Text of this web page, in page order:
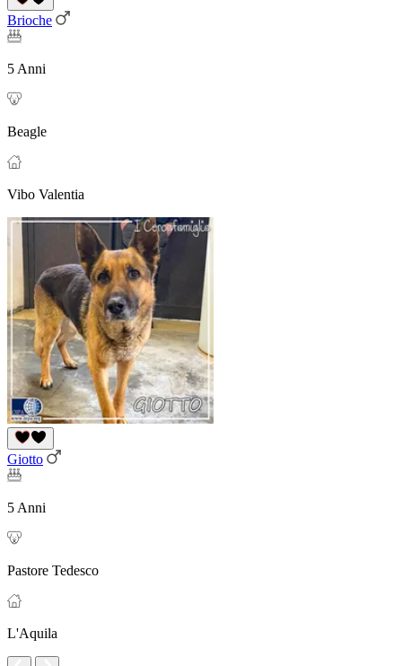
Brioche
5 Anni
Beagle
Vibo Valentia
Giotto
5 Anni
Pastore Tedesco
L'Aquila